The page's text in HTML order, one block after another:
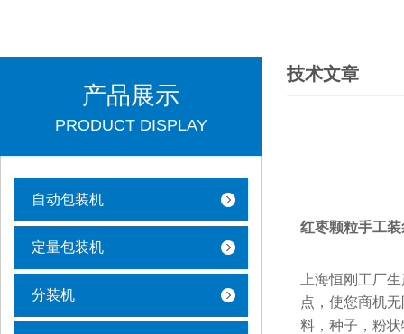
产品展示
PRODUCT DISPLAY
自动包装机
定量包装机
分装机
技术文章
红枣颗粒手工
上海恒刚工厂
点，使您商机
料，种子，粉